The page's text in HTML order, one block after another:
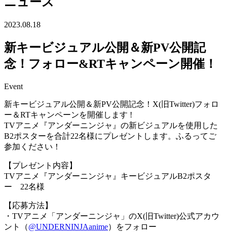
2023.08.18
新キービジュアル公開＆新PV公開記
念！フォロー&RTキャンペーン開催！
Event
新キービジュアル公開＆新PV公開記念！X(旧Twitter)フォロ
ー＆RTキャンペーンを開催します !
TVアニメ『アンダーニンジャ』の新ビジュアルを使用した
B2ポスターを合計22名様にプレゼントします。ふるってご
参加ください！
【プレゼント内容】
TVアニメ『アンダーニンジャ』キービジュアルB2ポスタ
ー 22名様
【応募方法】
・TVアニメ「アンダーニンジャ」のX(旧Twitter)公式アカウ
ント（@UNDERNINJAanime）をフォロー